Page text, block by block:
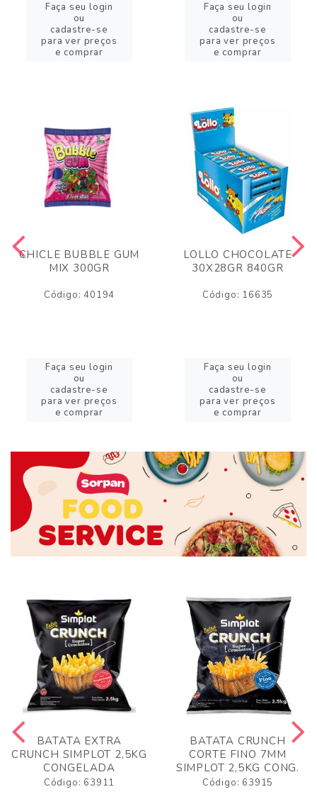
Faça seu login
ou
cadastre-se
para ver preços
e comprar
Faça seu login
ou
cadastre-se
para ver preços
e comprar
CHICLE BUBBLE GUM
MIX 300GR
Código: 40194
Faça seu login
ou
cadastre-se
para ver preços
e comprar
LOLLO CHOCOLATE
30X28GR 840GR
Código: 16635
Faça seu login
ou
cadastre-se
para ver preços
e comprar
BATATA EXTRA
CRUNCH SIMPLOT 2,5KG
CONGELADA
Código: 63911
BATATA CRUNCH
CORTE FINO 7MM
SIMPLOT 2,5KG CONG.
Código: 63915